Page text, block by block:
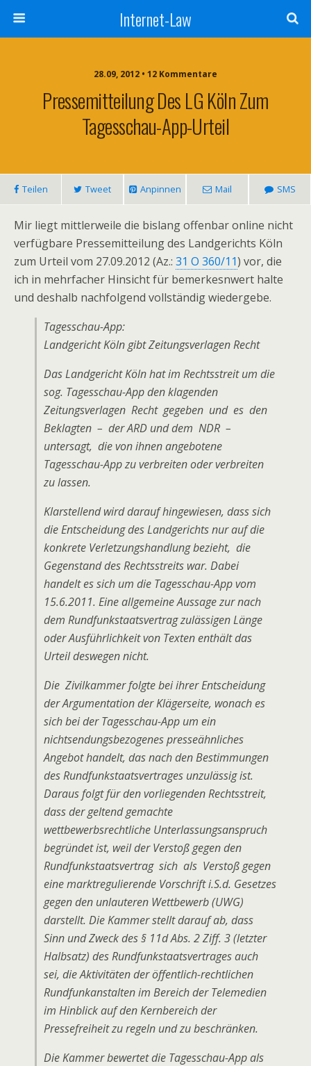
Internet-Law
28.09, 2012 • 12 Kommentare
Pressemitteilung Des LG Köln Zum
Tagesschau-App-Urteil
Teilen Tweet Anpinnen Mail SMS
Mir liegt mittlerweile die bislang offenbar online nicht
verfügbare Pressemitteilung des Landgerichts Köln
zum Urteil vom 27.09.2012 (Az.: 31 O 360/11) vor, die
ich in mehrfacher Hinsicht für bemerkesnwert halte
und deshalb nachfolgend vollständig wiedergebe.
Tagesschau-App:
Landgericht Köln gibt Zeitungsverlagen Recht
Das Landgericht Köln hat im Rechtsstreit um die
sog. Tagesschau-App den klagenden
Zeitungsverlagen Recht gegeben und es den
Beklagten – der ARD und dem NDR –
untersagt, die von ihnen angebotene
Tagesschau-App zu verbreiten oder verbreiten
zu lassen.
Klarstellend wird darauf hingewiesen, dass sich
die Entscheidung des Landgerichts nur auf die
konkrete Verletzungshandlung bezieht, die
Gegenstand des Rechtsstreits war. Dabei
handelt es sich um die Tagesschau-App vom
15.6.2011. Eine allgemeine Aussage zur nach
dem Rundfunkstaatsvertrag zulässigen Länge
oder Ausführlichkeit von Texten enthält das
Urteil deswegen nicht.
Die Zivilkammer folgte bei ihrer Entscheidung
der Argumentation der Klägerseite, wonach es
sich bei der Tagesschau-App um ein
nichtsendungsbezogenes presseähnliches
Angebot handelt, das nach den Bestimmungen
des Rundfunkstaatsvertrages unzulässig ist.
Daraus folgt für den vorliegenden Rechtsstreit,
dass der geltend gemachte
wettbewerbsrechtliche Unterlassungsanspruch
begründet ist, weil der Verstoß gegen den
Rundfunkstaatsvertrag sich als Verstoß gegen
eine marktregulierende Vorschrift i.S.d. Gesetzes
gegen den unlauteren Wettbewerb (UWG)
darstellt. Die Kammer stellt darauf ab, dass
Sinn und Zweck des § 11d Abs. 2 Ziff. 3 (letzter
Halbsatz) des Rundfunkstaatsvertrages auch
sei, die Aktivitäten der öffentlich-rechtlichen
Rundfunkanstalten im Bereich der Telemedien
im Hinblick auf den Kernbereich der
Pressefreiheit zu regeln und zu beschränken.
Die Kammer bewertet die Tagesschau-App als